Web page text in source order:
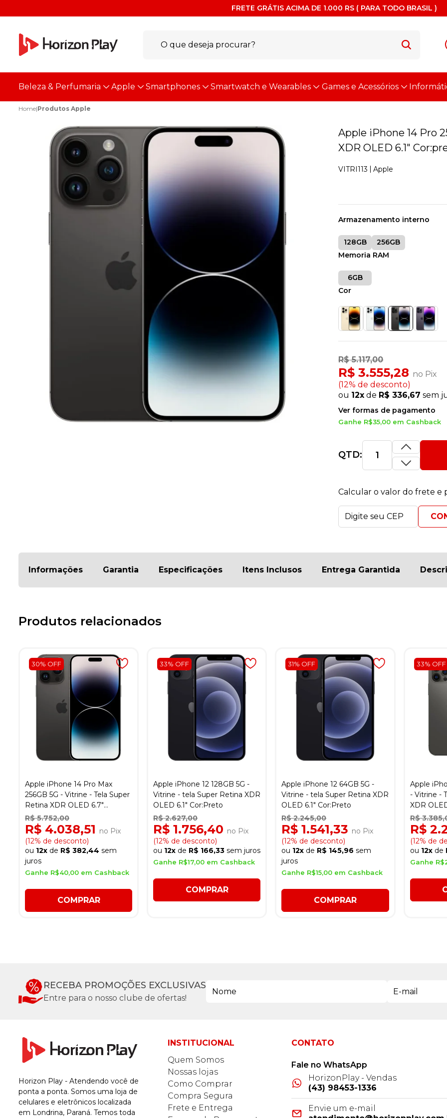
FRETE GRÁTIS ACIMA DE 1.000 RS ( PARA TODO BRASIL )
Beleza & Perfumaria Apple Smartphones Smartwatch e Wearables Games e Acessórios
Home|Produtos Apple
Apple iPhone 14 Pro
XDR OLED 6.1"
VITRI113 Apple
R$ 5.117,00
R$ 3.555,28 no Pix
(12% de desconto)
ou 12x de R$ 336,67 sem
Ver formas de pagamento
Ganhe R$35,00 em Cashback
Armazenamento interno
128GB
256GB
Memoria RAM
6GB
Cor
QTD:
Calcular o valor do frete e
Informações Garantia Especificações Itens Inclusos Entrega Garantida
Produtos relacionados
30% OFF
Apple iPhone 14 Pro Max
256GB 5G - Vitrine - Tela Super
Retina XDR OLED 6.7"
Cor:preto espacial
R$ 5.752,00
R$ 4.038,51 no Pix
(12% de desconto)
ou 12x de R$ 382,44 sem
juros
Ganhe R$40,00 em Cashback
COMPRAR
33% OFF
Apple iPhone 12 128GB 5G -
Vitrine - tela Super Retina XDR
OLED 6.1" Cor:Preto
R$ 2.627,00
R$ 1.756,40 no Pix
(12% de desconto)
ou 12x de R$ 166,33 sem juros
Ganhe R$17,00 em Cashback
COMPRAR
31% OFF
Apple iPhone 12 64GB 5G -
Vitrine - tela Super Retina XDR
OLED 6.1" Cor:Preto
R$ 2.245,00
R$ 1.541,33 no Pix
(12% de desconto)
ou 12x de R$ 145,96 sem
juros
Ganhe R$15,00 em Cashback
COMPRAR
33% OFF
Apple
- Vitrine -
XDR
Cinza
R$
R$
(12% de
ou 12xde
Ganhe
RECEBA PROMOÇÕES EXCLUSIVAS
Entre para o nosso clube de ofertas!
Horizon Play - Atendendo você de
ponta a ponta. Somos uma loja de
celulares e eletrônicos localizada
em Londrina, Paraná. Temos toda
INSTITUCIONAL
Quem Somos
Nossas lojas
Como Comprar
Compra Segura
Frete e Entrega
CONTATO
Fale no WhatsApp
HorizonPlay - Vendas
(43) 98453-1336
Envie um e-mail